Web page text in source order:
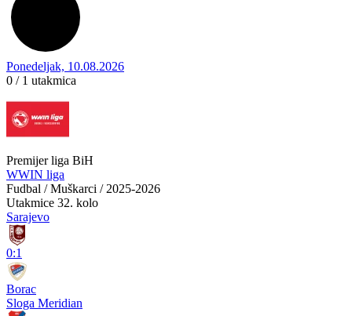
Ponedeljak, 10.08.2026
0 / 1 utakmica
Premijer liga BiH
WWIN liga
Fudbal / Muškarci / 2025-2026
Utakmice 32. kolo
Sarajevo
0:1
Borac
Sloga Meridian